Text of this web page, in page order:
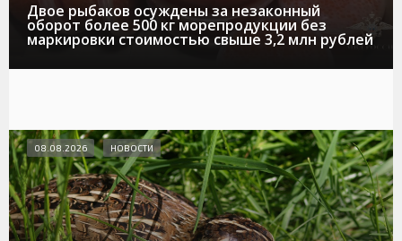
Двое рыбаков осуждены за незаконный
оборот более 500 кг морепродукции без
маркировки стоимостью свыше 3,2 млн рублей
08.08.2026 НОВОСТИ